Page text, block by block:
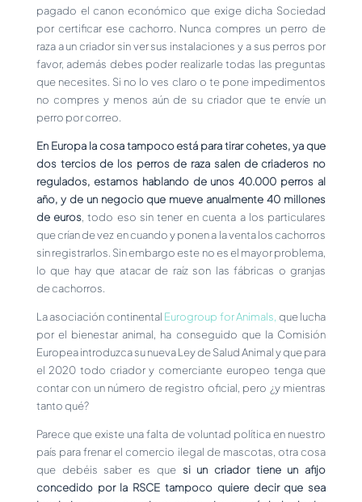
pagado el canon económico que exige dicha Sociedad
por certificar ese cachorro. Nunca compres un perro de
raza a un criador sin ver sus instalaciones y a sus perros por
favor, además debes poder realizarle todas las preguntas
que necesites. Si no lo ves claro o te pone impedimentos
no compres y menos aún de su criador que te envíe un
perro por correo.
En Europa la cosa tampoco está para tirar cohetes, ya que
dos tercios de los perros de raza salen de criaderos no
regulados, estamos hablando de unos 40.000 perros al
año, y de un negocio que mueve anualmente 40 millones
de euros, todo eso sin tener en cuenta a los particulares
que crían de vez en cuando y ponen a la venta los cachorros
sin registrarlos. Sin embargo este no es el mayor problema,
lo que hay que atacar de raíz son las fábricas o granjas
de cachorros.
La asociación continental Eurogroup for Animals, que lucha
por el bienestar animal, ha conseguido que la Comisión
Europea introduzca su nueva Ley de Salud Animal y que para
el 2020 todo criador y comerciante europeo tenga que
contar con un número de registro oficial, pero ¿y mientras
tanto qué?
Parece que existe una falta de voluntad política en nuestro
país para frenar el comercio ilegal de mascotas, otra cosa
que debéis saber es que si un criador tiene un afijo
concedido por la RSCE tampoco quiere decir que sea